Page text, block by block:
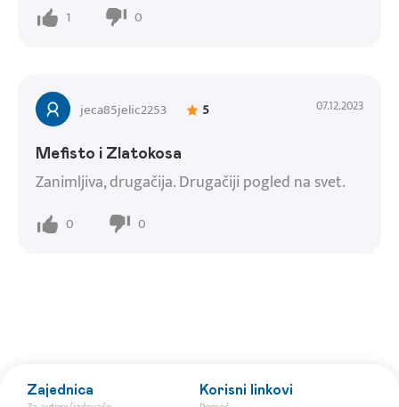
1 0
jeca85jelic2253 5 07.12.2023
Mefisto i Zlatokosa
Zanimljiva, drugačija. Drugačiji pogled na svet.
0 0
Zajednica Korisni linkovi